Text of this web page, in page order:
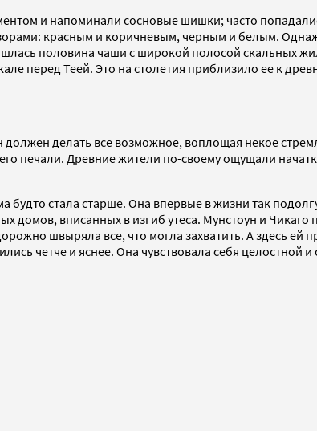
и напоминали сосновые шишки; часто
красным и коричневым, черным и белым.
половина чаши с широкой полосой
перед Теей. Это на столетия приблизило ее к
делать все возможное, воплощая некое
печали. Древние жители по-своему ощущали
будто стала старше. Она впервые в жизни так
домов, вписанных в изгиб утеса. Мунстоун и
швыряла все, что могла захватить. А здесь ей
четче и яснее. Она чувствовала себя целостной и